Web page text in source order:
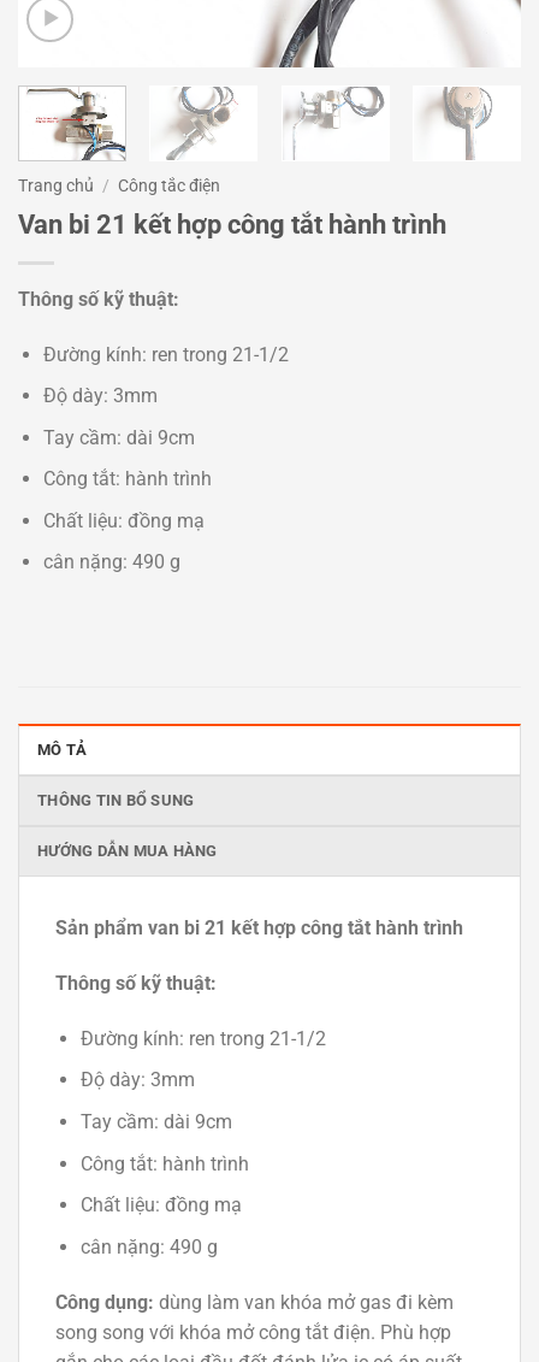
Trang chủ / Công tắc điện
Van bi 21 kết hợp công tắt hành trình
Thông số kỹ thuật:
Đường kính: ren trong 21-1/2
Độ dày: 3mm
Tay cầm: dài 9cm
Công tắt: hành trình
Chất liệu: đồng mạ
cân nặng: 490 g
MÔ TẢ
THÔNG TIN BỔ SUNG
HƯỚNG DẪN MUA HÀNG
Sản phẩm van bi 21 kết hợp công tắt hành trình
Thông số kỹ thuật:
Đường kính: ren trong 21-1/2
Độ dày: 3mm
Tay cầm: dài 9cm
Công tắt: hành trình
Chất liệu: đồng mạ
cân nặng: 490 g
Công dụng: dùng làm van khóa mở gas đi kèm
song song với khóa mở công tắt điện. Phù hợp